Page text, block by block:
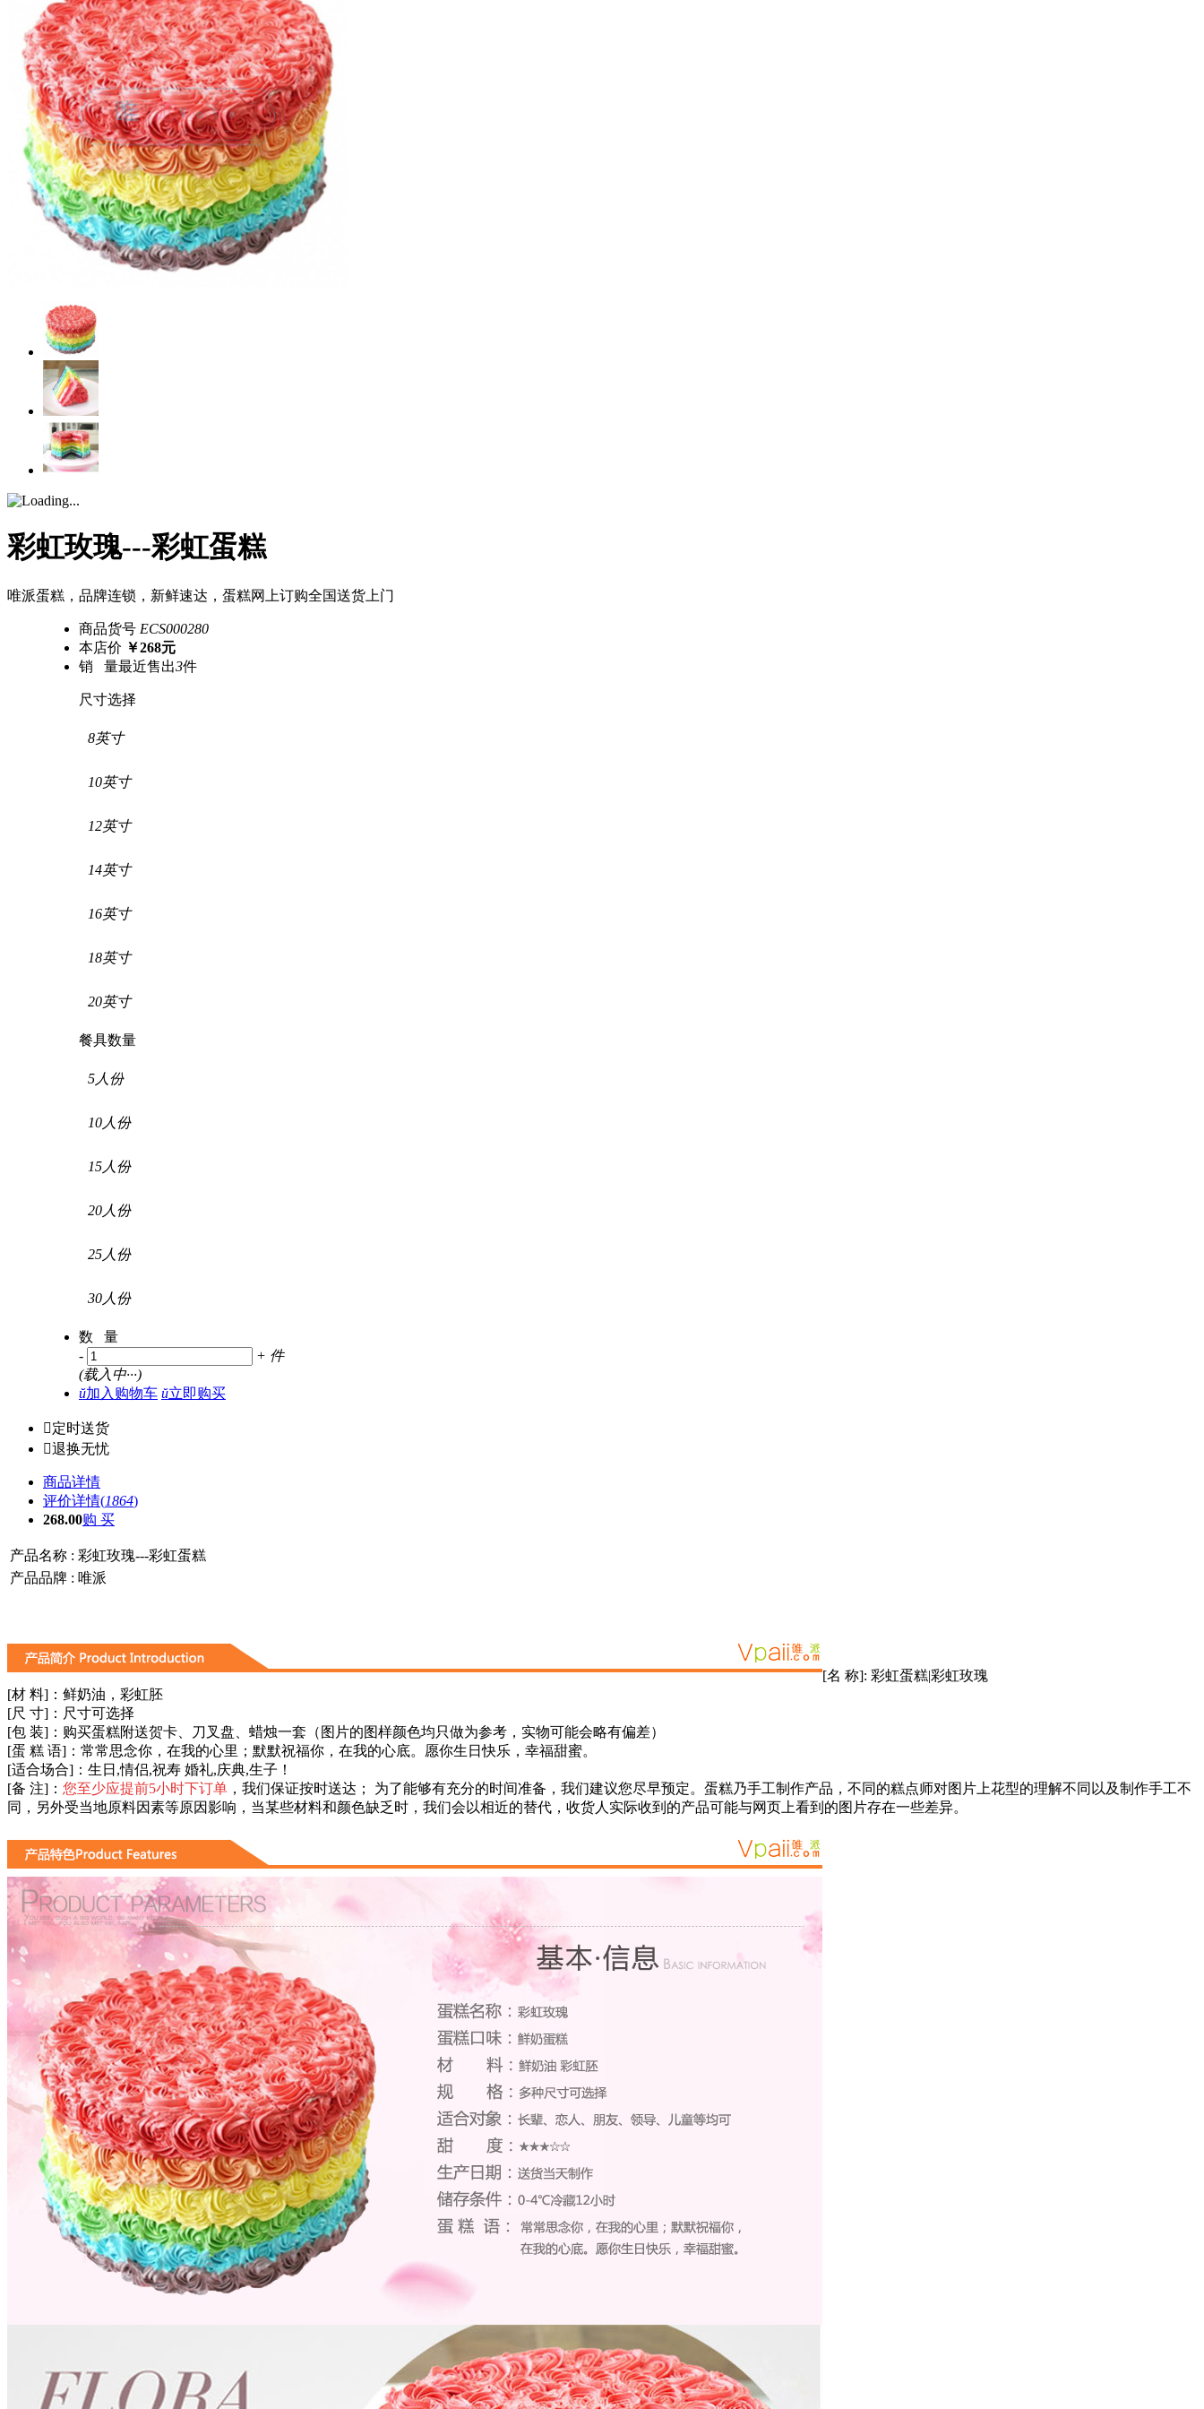
彩虹玫瑰---彩虹蛋糕
唯派蛋糕，品牌连锁，新鲜速达，蛋糕网上订购全国送货上门
商品货号 ECS000280
本店价 ￥268元
销 量最近售出3件
尺寸选择
8英寸
10英寸
12英寸
14英寸
16英寸
18英寸
20英寸
餐具数量
5人份
10人份
15人份
20人份
25人份
30人份
数 量
-
+ 件
(载入中···)
ŭ加入购物车 ŭ立即购买
定时送货
退换无忧
商品详情
评价详情(1864)
268.00购 买
产品名称 : 彩虹玫瑰---彩虹蛋糕
产品品牌 : 唯派
[名 称]: 彩虹蛋糕|彩虹玫瑰
[材 料]： 鲜奶油，彩虹胚
[尺 寸]： 尺寸可选择
[包 装]：购买蛋糕附送贺卡、刀叉盘、蜡烛一套（图片的图样颜色均只做为参考，实物可能会略有偏差）
[蛋 糕 语]： 常常思念你，在我的心里；默默祝福你，在我的心底。愿你生日快乐，幸福甜蜜。
[适合场合]：生日,情侣,祝寿 婚礼,庆典,生子！
[备 注]： 您至少应提前5小时下订单 ，我们保证按时送达； 为了能够有充分的时间准备，我们建议您尽早预定。蛋糕乃手工制作产品，不同的糕点师对图片上花型的理解不同以及制作手工不
同，另外受当地原料因素等原因影响，当某些材料和颜色缺乏时，我们会以相近的替代，收货人实际收到的产品可能与网页上看到的图片存在一些差异。